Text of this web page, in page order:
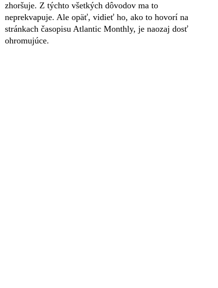
zhoršuje. Z týchto všetkých dôvodov ma to
neprekvapuje. Ale opäť, vidieť ho, ako to hovorí na
stránkach časopisu Atlantic Monthly, je naozaj dosť
ohromujúce.